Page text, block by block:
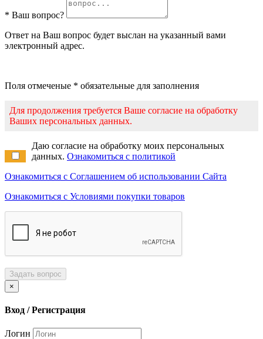
* Ваш вопрос?
Ответ на Ваш вопрос будет выслан на указанный вами
электронный адрес.
Поля отмеченые * обязательные для заполнения
Для продолжения требуется Ваше согласие на обработку
Ваших персональных данных.
Даю согласие на обработку моих персональных
данных. Ознакомиться с политикой
Ознакомиться с Соглашением об использовании Сайта
Ознакомиться с Условиями покупки товаров
Задать вопрос
×
Вход / Регистрация
Логин